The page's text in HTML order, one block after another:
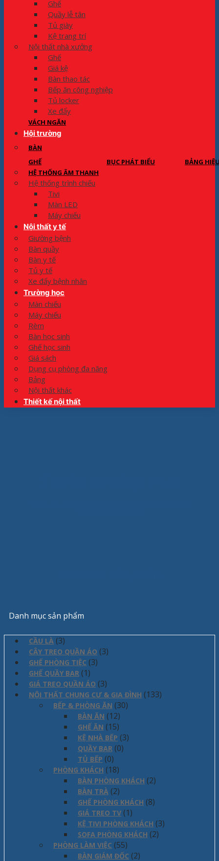
Ghế
Quầy lễ tân
Tủ giày
Kệ trang trí
Nội thất nhà xưởng
Ghế
Giá kệ
Bàn thao tác
Bếp ăn công nghiệp
Tủ locker
Xe đẩy
VÁCH NGĂN
Hội trường
BÀN
GHẾ
BỤC PHÁT BIỂU
BẢNG
HỆ THỐNG ÂM THANH
Hệ thống trình chiếu
Tivi
Màn LED
Máy chiếu
Nội thất y tế
Giường bệnh
Bàn quầy
Bàn y tế
Tủ y tế
Xe đẩy bệnh nhân
Trường học
Màn chiếu
Máy chiếu
Rèm
Bàn học sinh
Ghế học sinh
Giá sách
Dụng cụ phòng đa năng
Bảng
Nội thất khác
Thiết kế nội thất
Danh mục sản phẩm
CẦU LÀ (3)
CÂY TREO QUẦN ÁO (3)
GHẾ PHÒNG TIỆC (3)
GHẾ QUẦY BAR (1)
GIÁ TREO QUẦN ÁO (3)
NỘI THẤT CHUNG CƯ & GIA ĐÌNH (133)
BẾP & PHÒNG ĂN (30)
BÀN ĂN (12)
GHẾ ĂN (15)
KỆ NHÀ BẾP (3)
QUẦY BAR (0)
TỦ BẾP (0)
PHÒNG KHÁCH (18)
BÀN PHÒNG KHÁCH (2)
BÀN TRÀ (2)
GHẾ PHÒNG KHÁCH (8)
GIÁ TREO TV (1)
KỆ TIVI PHÒNG KHÁCH (3)
SOFA PHÒNG KHÁCH (2)
PHÒNG LÀM VIỆC (55)
BÀN GIÁM ĐỐC (2)